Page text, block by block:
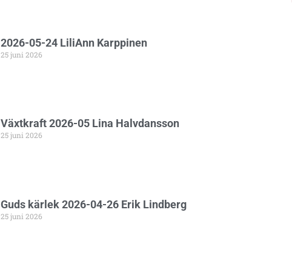
2026-05-24 LiliAnn Karppinen
25 juni 2026
Växtkraft 2026-05 Lina Halvdansson
25 juni 2026
Guds kärlek 2026-04-26 Erik Lindberg
25 juni 2026